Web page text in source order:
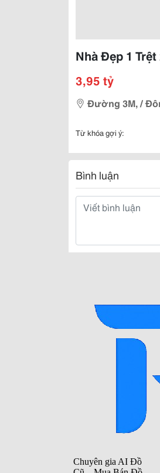
Nhà Đẹp 1
3,95 tỷ
Đường 3M, /
Từ khóa gợi ý:
Bình luận